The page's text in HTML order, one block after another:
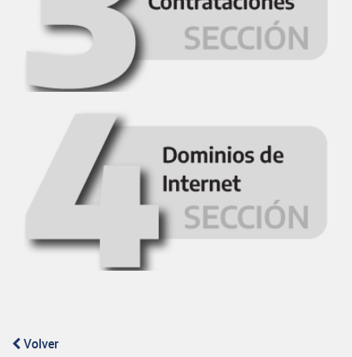
Volver